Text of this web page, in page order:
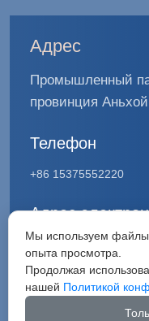
Адрес
Промышленный
провинция
Телефон
+86 15375552220
Адрес
info@avd-group.com
Мы используем
опыта просмотра.
Продолжая
нашей Политикой